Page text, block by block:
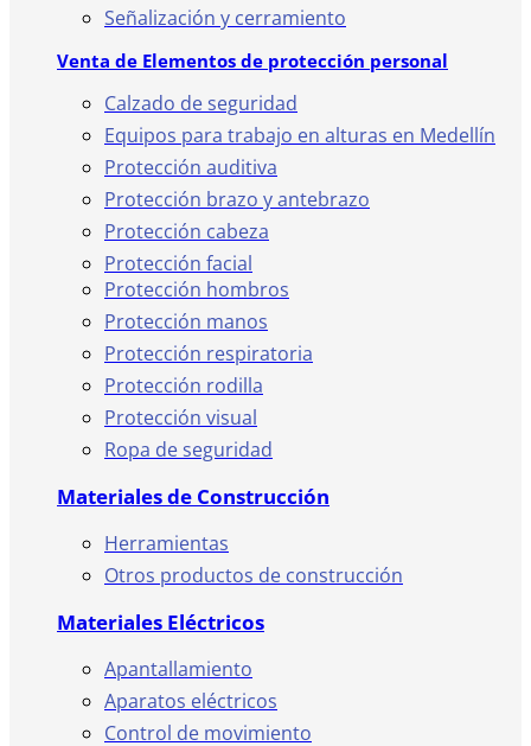
Señalización y cerramiento
Venta de Elementos de protección personal
Calzado de seguridad
Equipos para trabajo en alturas en Medellín
Protección auditiva
Protección brazo y antebrazo
Protección cabeza
Protección facial
Protección hombros
Protección manos
Protección respiratoria
Protección rodilla
Protección visual
Ropa de seguridad
Materiales de Construcción
Herramientas
Otros productos de construcción
Materiales Eléctricos
Apantallamiento
Aparatos eléctricos
Control de movimiento